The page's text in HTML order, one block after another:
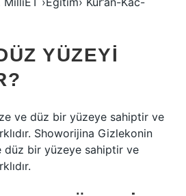
YÜZEYI
ve düz bir yüzeye sahiptir ve
Showorijina Gizlekonin
düz bir yüzeye sahiptir ve